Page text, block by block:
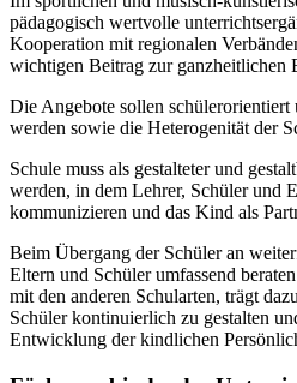
pädagogisch wertvolle
Kooperation mit regionalen
wichtigen Beitrag zur ganzheitlichen
Die Angebote sollen schülerorientiert
werden sowie die Heterogenität der
Schule muss als gestalteter und
werden, in dem Lehrer, Schüler und
kommunizieren und das Kind als
Beim Übergang der Schüler an
Eltern und Schüler umfassend
mit den anderen Schularten, trägt
Schüler kontinuierlich zu gestalten
Entwicklung der kindlichen